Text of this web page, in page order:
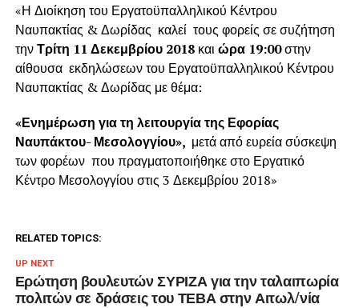
«Η Διοίκηση του Εργατοϋπαλληλικού Κέντρου
Ναυπακτίας & Δωρίδας καλεί τους φορείς σε συζήτηση
τηνΤρίτη 11 Δεκεμβρίου 2018και ώρα 19:00στην
αίθουσα εκδηλώσεων του Εργατοϋπαλληλικού Κέντρου
Ναυπακτίας & Δωρίδας με θέμα:
«Ενημέρωση για τη λειτουργίατης Εφορίας
Ναυπάκτου- Μεσολογγίου», μετά από ευρεία σύσκεψη
των φορέων που πραγματοποιήθηκε στο Εργατικό
Κέντρο Μεσολογγίου στις 3 Δεκεμβρίου 2018»
RELATED TOPICS:
UP NEXT
Ερώτηση βουλευτών ΣΥΡΙΖΑ για την ταλαιπωρία
πολιτών σε δράσεις του ΤΕΒΑ στην Αιτωλ/νία